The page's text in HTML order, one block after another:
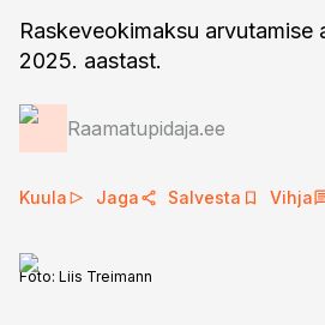
Raskeveokimaksu arvutamise
2025. aastast.
Raamatupidaja.ee
Kuula Jaga Salvesta Vihja
Foto: Liis Treimann